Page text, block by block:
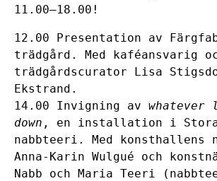
11.00–18.00!
12.00 Presentation av
trädgård. Med kaféansvarig
trädgårdscurator Lisa
Ekstrand.
14.00 Invigning av whatever
down , en installation i
nabbteeri. Med konsthallens
Anna-Karin Wulgué och
Nabb och Maria Teeri